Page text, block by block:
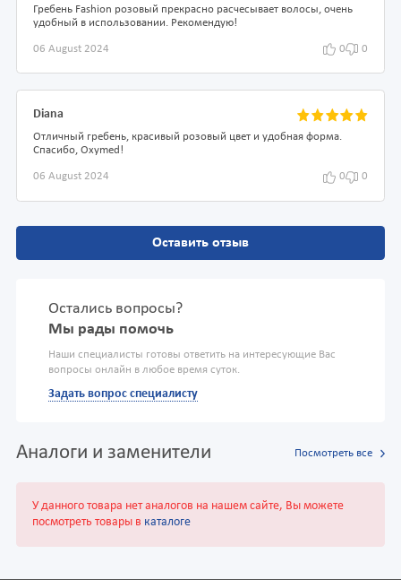
Гребень Fashion розовый прекрасно расчесывает волосы, очень
удобный в использовании. Рекомендую!
06 August 2024 0 0
Diana
Отличный гребень, красивый розовый цвет и удобная форма.
Спасибо, Oxymed!
06 August 2024 0 0
Оставить отзыв
Остались вопросы?
Мы рады помочь
Наши специалисты готовы ответить на интересующие Вас
вопросы онлайн в любое время суток.
Задать вопрос специалисту
Аналоги и заменители Посмотреть все
У данного товара нет аналогов на нашем сайте, Вы можете
посмотреть товары в каталоге